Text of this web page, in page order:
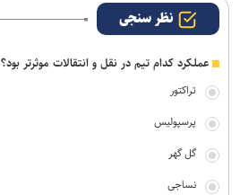
نظر سنجی
عملکرد کدام تیم در نقل و انتقالات موثرتر بود؟
تراکتور
پرسپولیس
گل گهر
نساجی